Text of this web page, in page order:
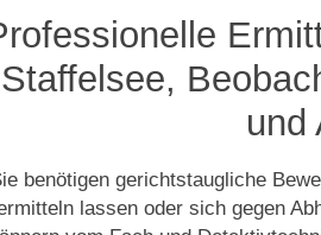
Staffelsee,
und
benötigen gerichtstaugliche
lassen oder sich gegen